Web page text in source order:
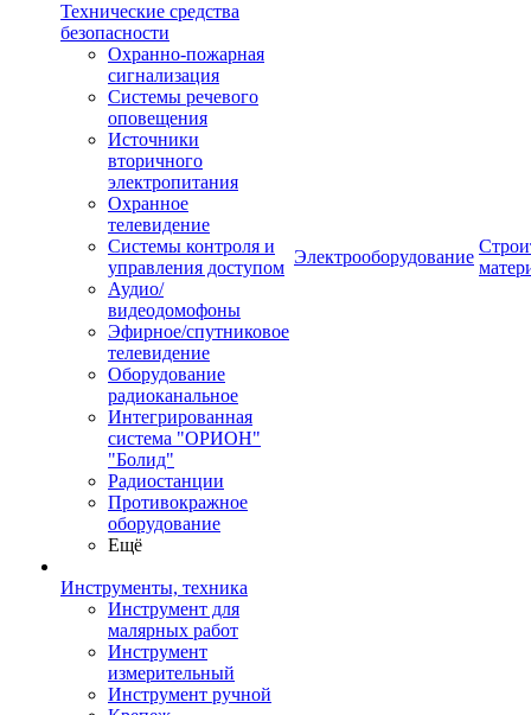
Технические средства
безопасности
Охранно-пожарная
сигнализация
Системы речевого
оповещения
Источники
вторичного
электропитания
Охранное
телевидение
Системы контроля и
управления доступом
Аудио/
видеодомофоны
Эфирное/спутниковое
телевидение
Оборудование
радиоканальное
Интегрированная
система "ОРИОН"
"Болид"
Радиостанции
Противокражное
оборудование
Ещё
Инструменты, техника
Инструмент для
малярных работ
Инструмент
измерительный
Инструмент ручной
Электрооборудование